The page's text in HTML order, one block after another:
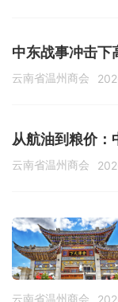
中东战事冲击下
云南省温州商会
从航油到粮价：
云南省温州商会
云南省温州商会